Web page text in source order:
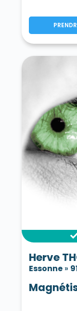
Herve
Essonne»